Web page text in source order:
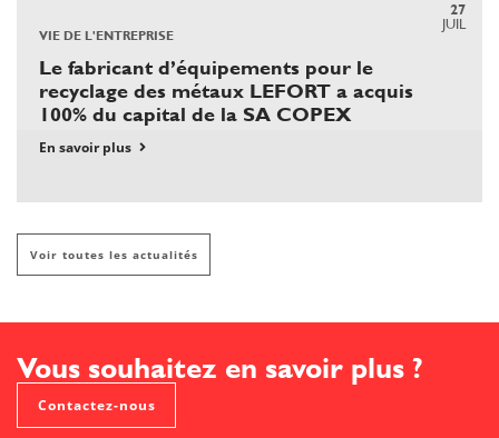
27
JUIL
VIE DE L'ENTREPRISE
Le fabricant d’équipements pour le
recyclage des métaux LEFORT a acquis
100% du capital de la SA COPEX
En savoir plus
Voir toutes les actualités
Vous souhaitez en savoir plus ?
Contactez-nous